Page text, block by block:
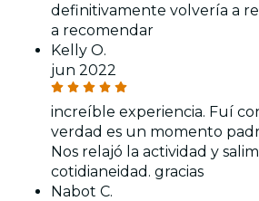
definitivamente volvería a
a recomendar
Kelly O.
jun 2022
increíble experiencia. Fuí
verdad es un momento
Nos relajó la actividad y
cotidianeidad. gracias
Nabot C.